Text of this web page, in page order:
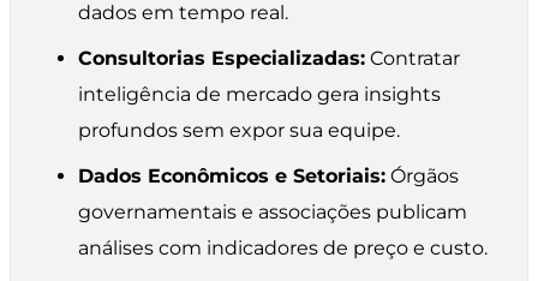
dados em tempo real.
Consultorias Especializadas: Contratar
inteligência de mercado gera insights
profundos sem expor sua equipe.
Dados Econômicos e Setoriais: Órgãos
governamentais e associações publicam
análises com indicadores de preço e custo.